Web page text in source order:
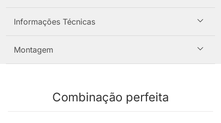
Informações Técnicas
Montagem
Combinação perfeita